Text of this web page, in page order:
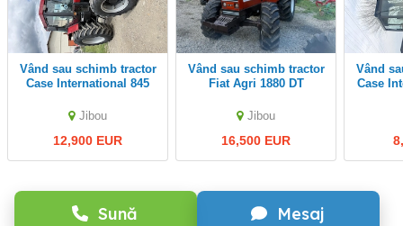
Sună Mesaj
Vând sau schimb tractor
Case International 845
Jibou
12,900 EUR
Vând sau schimb tractor
Fiat Agri 1880 DT
Jibou
16,500 EUR
Vând sau schimb tractor
Case